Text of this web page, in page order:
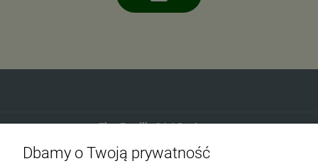
Eko-Familia GAJ Sp.Jawna
Gdańska 60
Dbamy o Twoją prywatność